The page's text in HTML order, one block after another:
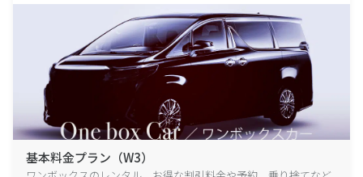
基本料金プラン（W3）